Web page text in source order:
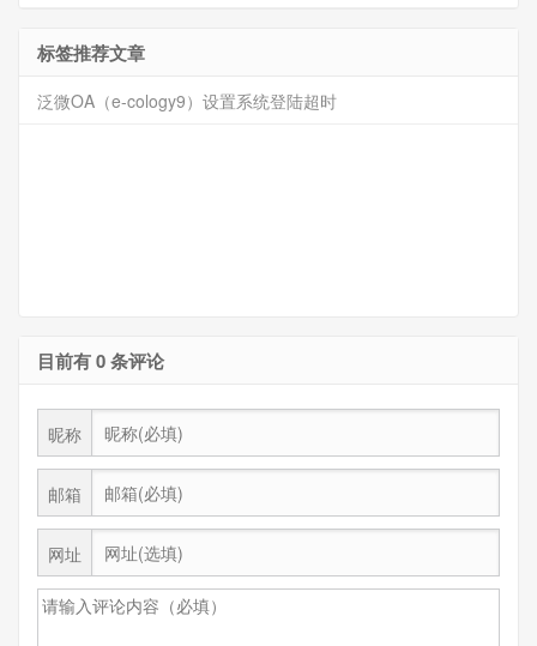
标签推荐文章
泛微OA（e-cology9）设置系统登陆超时
目前有 0 条评论
昵称
邮箱
网址